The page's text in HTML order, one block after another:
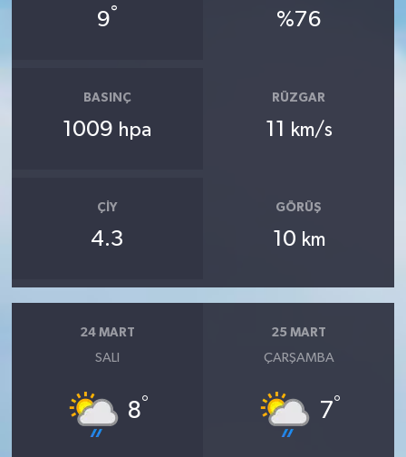
9° %76
BASINÇ
1009 hpa
RÜZGAR
11 km/s
ÇIY
4.3
GÖRÜŞ
10 km
24 MART
SALI
8°
25 MART
ÇARŞAMBA
7°